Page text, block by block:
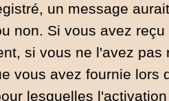
un message
non. Si vous avez
si vous ne l'avez
vous avez fournie lors
lesquelles